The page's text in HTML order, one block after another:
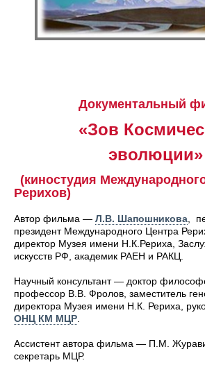
Документальный
«Зов
эволюции»
(киностудия
Рерихов)
Автор фильма — Л.В. Шапошникова ,
президент Международного Центра
директор Музея имени Н.К.Рериха,
искусств РФ, академик РАЕН и РАКЦ.
Научный консультант — доктор
профессор В.В. Фролов, заместитель
директора Музея имени Н.К. Рериха,
ОНЦ КМ МЦР
Ассистент автора фильма — П.М.
секретарь МЦР.